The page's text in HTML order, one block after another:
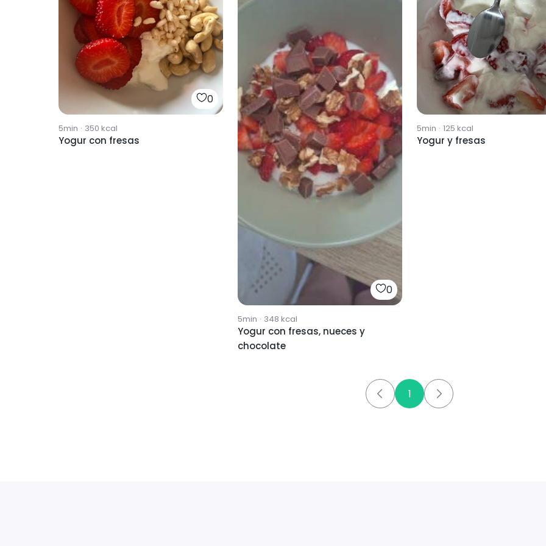
0
5min · 350 kcal
Yogur con fresas
0
5min · 348 kcal
Yogur con fresas, nueces y
chocolate
5min · 125 kcal
Yogur y fresas
1